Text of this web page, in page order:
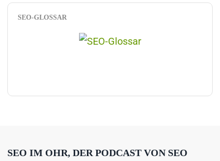
SEO-GLOSSAR
SEO IM OHR, DER PODCAST VON SEO